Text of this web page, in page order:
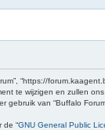
“https://
te wijzigen en zullen
van “Buffalo
de “GNU General Public